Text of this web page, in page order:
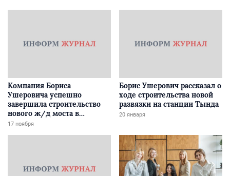
Компания Бориса
Ушеровича успешно
завершила строительство
нового ж/д моста в
Забайкалье
17 ноября
Борис Ушерович рассказал о
ходе строительства новой
развязки на станции Тында
20 января